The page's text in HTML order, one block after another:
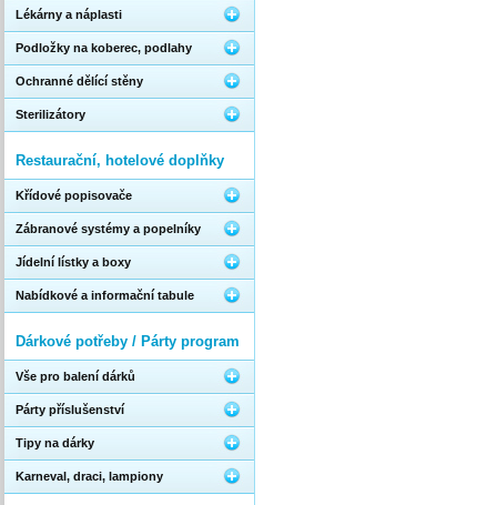
Lékárny a náplasti
Podložky na koberec, podlahy
Ochranné dělící stěny
Sterilizátory
Restaurační, hotelové doplňky
Křídové popisovače
Zábranové systémy a popelníky
Jídelní lístky a boxy
Nabídkové a informační tabule
Dárkové potřeby / Párty program
Vše pro balení dárků
Párty příslušenství
Tipy na dárky
Karneval, draci, lampiony